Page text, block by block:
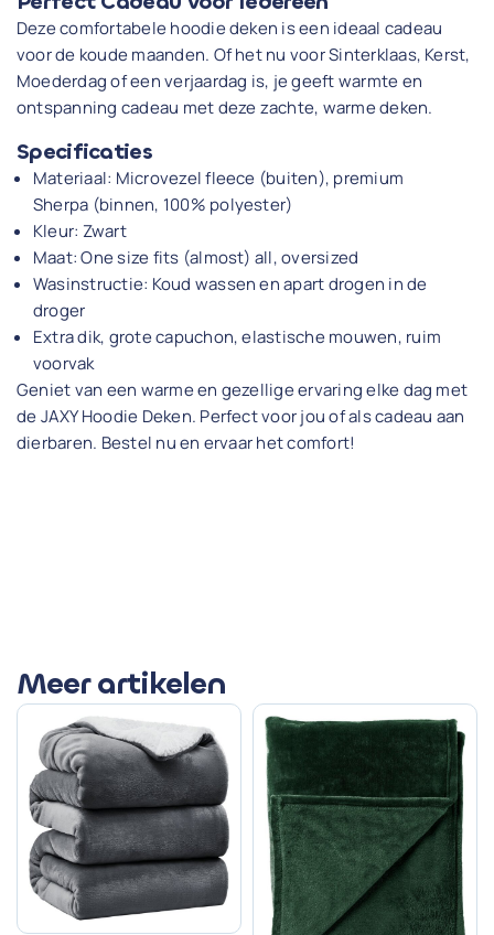
Deze comfortabele hoodie deken is een ideaal cadeau
voor de koude maanden. Of het nu voor Sinterklaas, Kerst,
Moederdag of een verjaardag is, je geeft warmte en
ontspanning cadeau met deze zachte, warme deken.
Specificaties
Materiaal: Microvezel fleece (buiten), premium
Sherpa (binnen, 100% polyester)
Kleur: Zwart
Maat: One size fits (almost) all, oversized
Wasinstructie: Koud wassen en apart drogen in de
droger
Extra dik, grote capuchon, elastische mouwen, ruim
voorvak
Geniet van een warme en gezellige ervaring elke dag met
de JAXY Hoodie Deken. Perfect voor jou of als cadeau aan
dierbaren. Bestel nu en ervaar het comfort!
Meer artikelen